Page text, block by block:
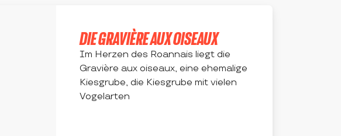
DIE GRAVIÈRE AUX OISEAUX
Im Herzen des Roannais liegt die
Gravière aux oiseaux, eine ehemalige
Kiesgrube, die Kiesgrube mit vielen
Vogelarten